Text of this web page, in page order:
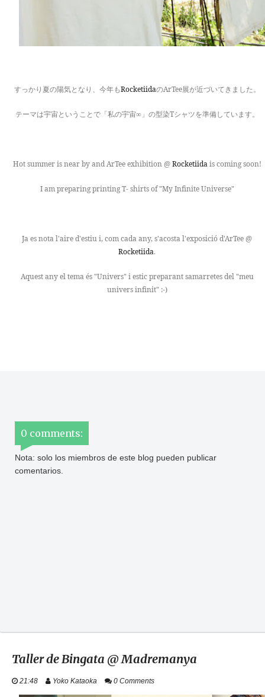
すっかり夏の陽気となり、今年もRocketiidaのArTee展が近づいてきました。
テーマは宇宙ということで「私の宇宙∞」の型染Tシャツを準備しています。
Hot summer is near by and ArTee exhibition @Rocketiidais coming soon!
I am preparing printing T- shirts of "My Infinite Universe"
Ja es nota l'aire d'estiu i, com cada any, s'acosta l'exposició d'ArTee @
Rocketiida.
Aquest any el tema és "Univers" i estic preparant samarretes del "meu
univers infinit" :-)
0 comments:
Nota: solo los miembros de este blog pueden publicar
comentarios.
Taller de Bingata @ Madremanya
21:48 Yoko Kataoka 0 Comments